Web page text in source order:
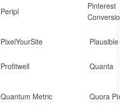
Peripl
Pinterest
PixelYourSite Plausible
Profitwell Quanta
Quantum Metric Quora